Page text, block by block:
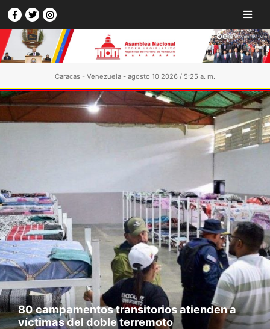
Caracas - Venezuela - agosto 10 2026 / 5:25 a. m.
80 campamentos transitorios atienden a
víctimas del doble terremoto